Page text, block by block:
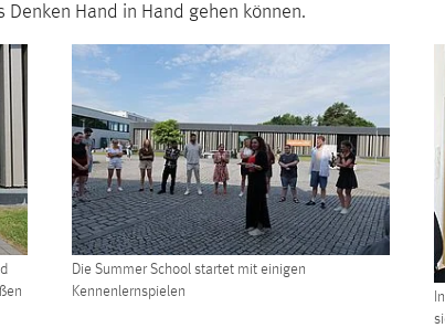
Hand in Hand gehen können.
Die Summer School startet mit einigen
Kennenlernspielen
gewählte
frame-style-